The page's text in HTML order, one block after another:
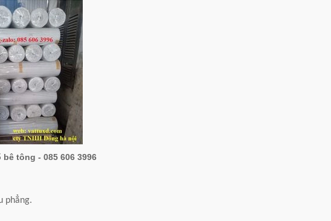
tông - 085 606 3996
phẳng.